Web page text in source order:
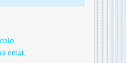
email